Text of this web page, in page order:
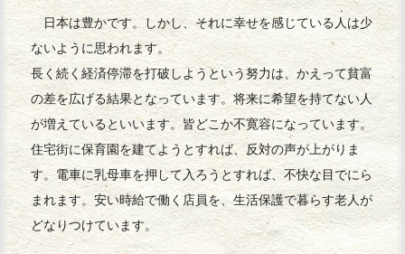
日本は豊かです。しかし、それに幸せを感じている人は少
ないように思われます。
長く続く経済停滞を打破しようという努力は、かえって貧富
の差を広げる結果となっています。将来に希望を持てない人
が増えているといいます。皆どこか不寛容になっています。
住宅街に保育園を建てようとすれば、反対の声が上がりま
す。電車に乳母車を押して入ろうとすれば、不快な目でにら
まれます。安い時給で働く店員を、生活保護で暮らす老人が
どなりつけています。